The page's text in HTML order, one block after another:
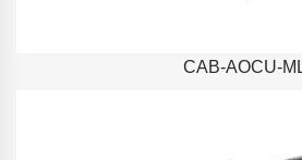
CAB-AOCU-ML